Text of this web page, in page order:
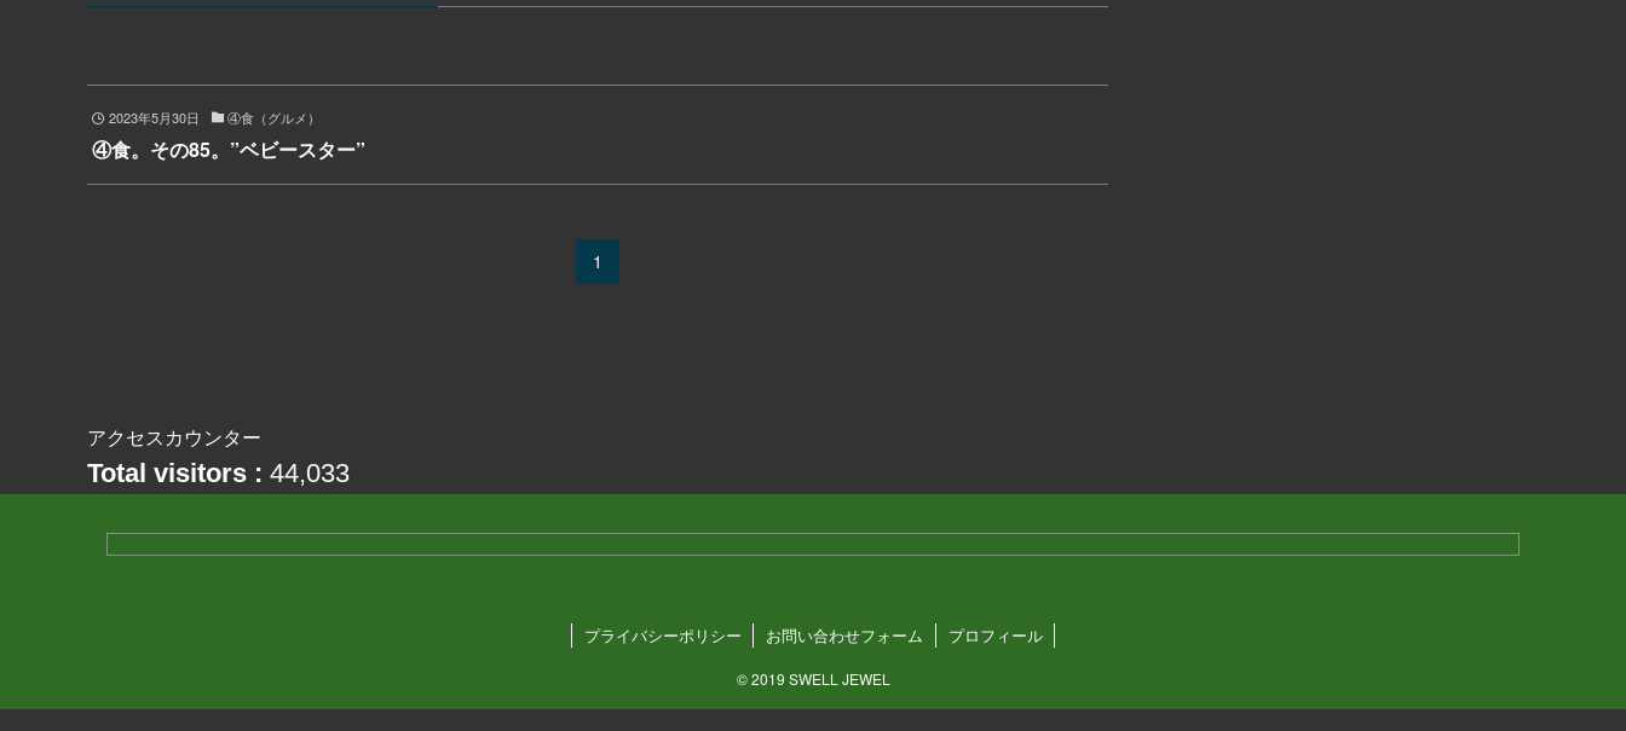
2023年5月30日 ④食（グルメ）
④食。その85。”ベビースター”
1
アクセスカウンター
Total visitors : 44,033
プライバシーポリシー お問い合わせフォーム プロフィール
©2019 SWELL JEWEL